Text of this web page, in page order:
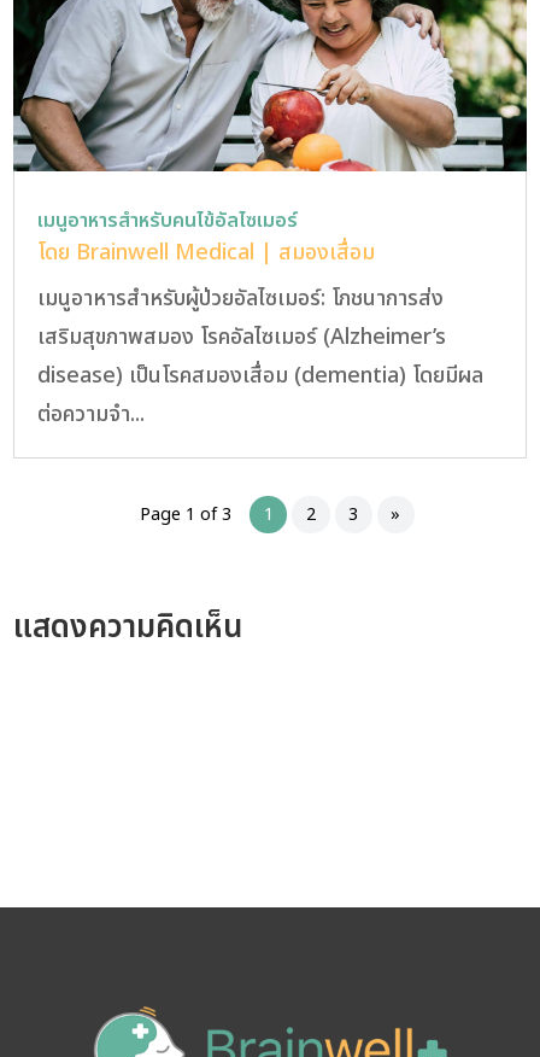
เมนูอาหารสำหรับคนไข้อัลไซเมอร์
โดย Brainwell Medical | สมองเสื่อม
เมนูอาหารสำหรับผู้ป่วยอัลไซเมอร์: โภชนาการส่ง
เสริมสุขภาพสมอง โรคอัลไซเมอร์ (Alzheimer’s
disease) เป็นโรคสมองเสื่อม (dementia) โดยมีผล
ต่อความจำ...
Page 1 of 3 1 2 3 »
แสดงความคิดเห็น